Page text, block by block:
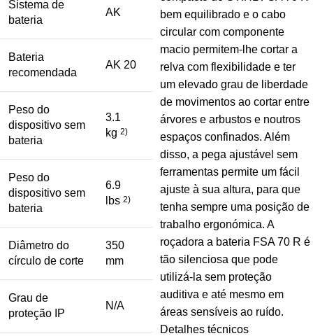
Sistema de
bateria
AK
Bateria
recomendada
AK 20
Peso do
dispositivo sem
bateria
3.1
kg 2)
Peso do
dispositivo sem
bateria
6.9
lbs 2)
Diâmetro do
círculo de corte
350
mm
Grau de
proteção IP
N/A
bem equilibrado e o cabo
circular com componente
macio permitem-lhe cortar a
relva com flexibilidade e ter
um elevado grau de liberdade
de movimentos ao cortar entre
árvores e arbustos e noutros
espaços confinados. Além
disso, a pega ajustável sem
ferramentas permite um fácil
ajuste à sua altura, para que
tenha sempre uma posição de
trabalho ergonómica. A
roçadora a bateria FSA 70 R é
tão silenciosa que pode
utilizá-la sem proteção
auditiva e até mesmo em
áreas sensíveis ao ruído.
Detalhes técnicos